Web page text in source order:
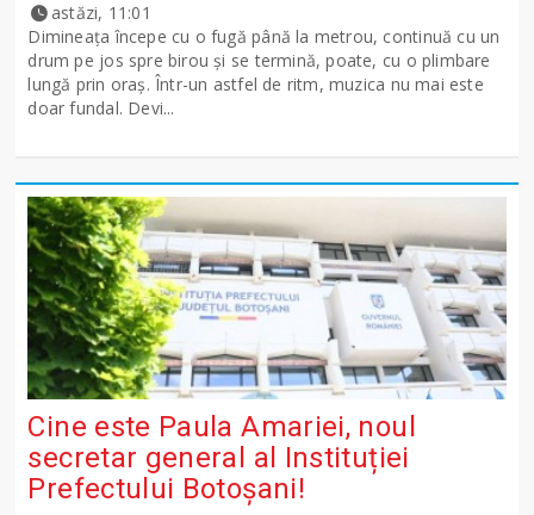
astăzi, 11:01
Dimineața începe cu o fugă până la metrou, continuă cu un
drum pe jos spre birou și se termină, poate, cu o plimbare
lungă prin oraș. Într-un astfel de ritm, muzica nu mai este
doar fundal. Devi...
Cine este Paula Amariei, noul
secretar general al Instituției
Prefectului Botoșani!